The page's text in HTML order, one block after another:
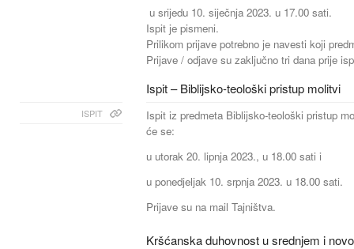
u srijedu 10. siječnja 2023. u 17.00 sati.
Ispit je pismeni.
Prilikom prijave potrebno je navesti koji
Prijave / odjave su zaključno tri dana prije
Ispit – Biblijsko-teološki pristup molitvi
ISPIT
Ispit iz predmeta Biblijsko-teološki pristup
će se:
u utorak 20. lipnja 2023., u 18.00 sati i
u ponedjeljak 10. srpnja 2023. u 18.00 sati.
Prijave su na mail Tajništva.
Kršćanska duhovnost u srednjem i